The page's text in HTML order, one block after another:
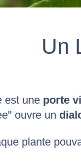
Un
est une porte
ouvre un
plante